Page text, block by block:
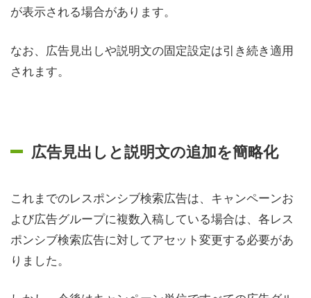
が表示される場合があります。
なお、広告見出しや説明文の固定設定は引き続き適用
されます。
広告見出しと説明文の追加を簡略化
これまでのレスポンシブ検索広告は、キャンペーンお
よび広告グループに複数入稿している場合は、各レス
ポンシブ検索広告に対してアセット変更する必要があ
りました。